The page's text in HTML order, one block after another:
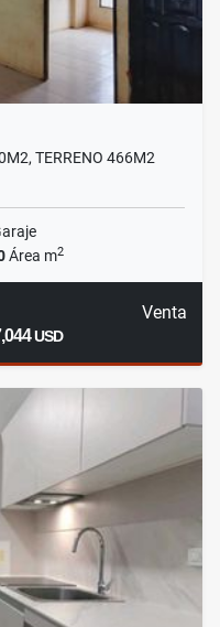
TERRENO 466M2
Área m2
Venta
USD